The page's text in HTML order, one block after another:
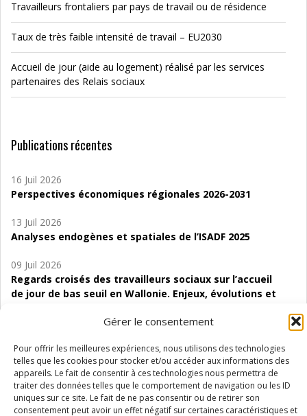
Gérer le consentement
Pour offrir les meilleures expériences, nous utilisons des technologies
telles que les cookies pour stocker et/ou accéder aux informations des
appareils. Le fait de consentir à ces technologies nous permettra de
traiter des données telles que le comportement de navigation ou les ID
uniques sur ce site. Le fait de ne pas consentir ou de retirer son
consentement peut avoir un effet négatif sur certaines caractéristiques et
Travailleurs frontaliers par pays de travail ou de résidence
Taux de très faible intensité de travail – EU2030
Accueil de jour (aide au logement) réalisé par les services
partenaires des Relais sociaux
Publications récentes
16 Juil 2026
Perspectives économiques régionales 2026-2031
13 Juil 2026
Analyses endogènes et spatiales de l’ISADF 2025
09 Juil 2026
Regards croisés des travailleurs sociaux sur l’accueil
de jour de bas seuil en Wallonie. Enjeux, évolutions et
Étude d’évaluabilité des Structures
d’accompagnement à l’autocréation d’emploi (SAACE)
01 Juil 2026
Pénurie du personnel infirmier :quels indicateurs